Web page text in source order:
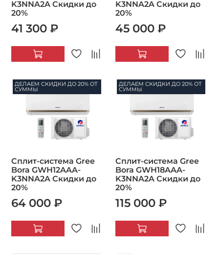
K3NNA2A Скидки до
20%
41 300 ₽
K3NNA2A Скидки до
20%
45 000 ₽
ДЕЛАЕМ СКИДКИ ДО 20% ОТ
СУММЫ
Сплит-система Gree
Bora GWH12AAA-
K3NNA2A Скидки до
20%
64 000 ₽
ДЕЛАЕМ СКИДКИ ДО 20% ОТ
СУММЫ
Сплит-система Gree
Bora GWH18AAA-
K3NNA2A Скидки до
20%
115 000 ₽